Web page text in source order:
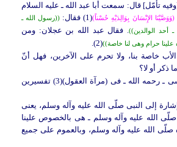
تأمّل] قال: سمعت أبا عبد الله ـ علیه السلام
(وَوَصَّیْنَا الإِنْسَانَ بِوَالِدَیْهِ حُسْناً)(1) فقال:
((رسول الله ـ
أحد الوالدین)). فقال عبد الله بن عجلان: ومن
حرام وهی لنا خاصة))(2).
خاصة بنا، ولا تحرم على الآخرین، فهل أنّ
ذکر أو لا؟
یذکر العلامة المجلسی ـ رحمه الله ـ فی (مرآة العقول)(3) تفسیرین
إلى النبی صلّى الله علیه وآله وسلم، یعنی
صلّى الله علیه وآله وسلم ـ هی بالخصوص علینا
صلّى الله علیه وآله وسلم، وبالعموم على جمیع